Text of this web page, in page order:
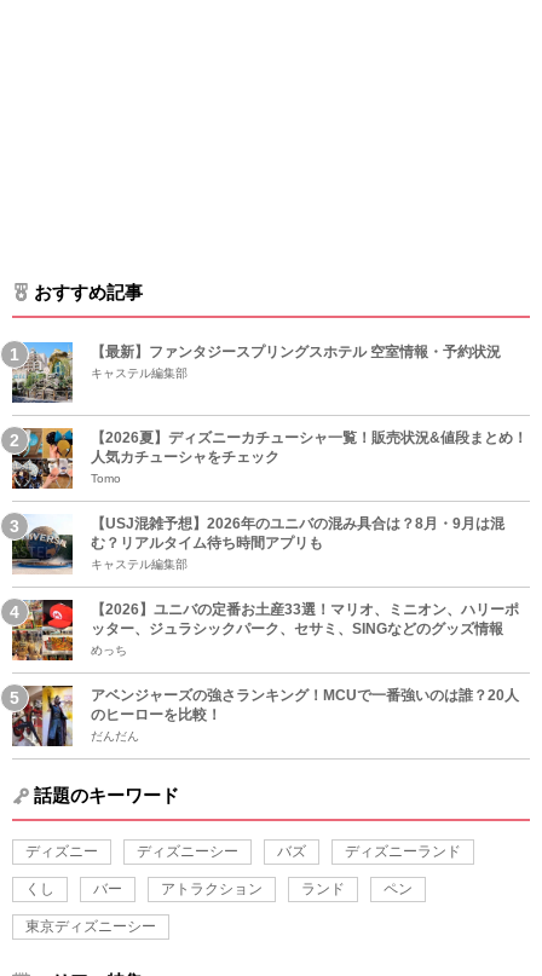
おすすめ記事
【最新】ファンタジースプリングスホテル 空室情報・予約状況
キャステル編集部
【2026夏】ディズニーカチューシャ一覧！販売状況&値段まとめ！
人気カチューシャをチェック
Tomo
【USJ混雑予想】2026年のユニバの混み具合は？8月・9月は混
む？リアルタイム待ち時間アプリも
キャステル編集部
【2026】ユニバの定番お土産33選！マリオ、ミニオン、ハリーポ
ッター、ジュラシックパーク、セサミ、SINGなどのグッズ情報
めっち
アベンジャーズの強さランキング！MCUで一番強いのは誰？20人
のヒーローを比較！
だんだん
話題のキーワード
ディズニー ディズニーシー バズ ディズニーランド
くし バー アトラクション ランド ペン
東京ディズニーシー